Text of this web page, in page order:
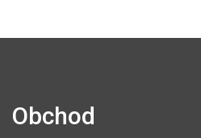
Obchod